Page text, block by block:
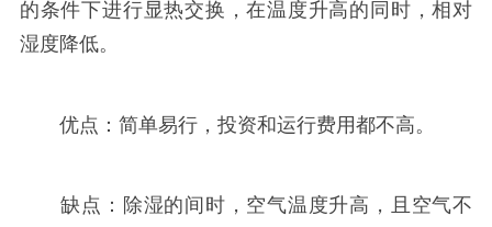
的条件下进行显热交换，在温度升高的同时，相对
湿度降低。
优点：简单易行，投资和运行费用都不高。
缺点：除湿的间时，空气温度升高，且空气不